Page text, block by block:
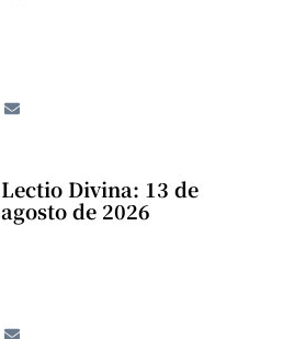
Lectio Divina: 13 de
agosto de 2026